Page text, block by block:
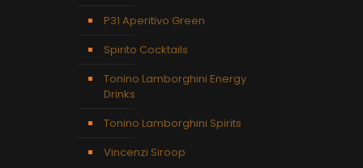
P31 Aperitivo Green
Spirito Cocktails
Tonino Lamborghini Energy
Drinks
Tonino Lamborghini Spirits
Vincenzi Siroop